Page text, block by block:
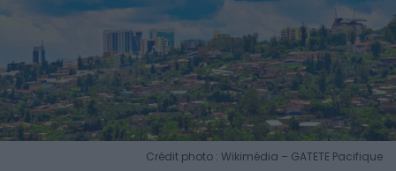
Crédit photo : Wikimédia – GATETE Pacifique